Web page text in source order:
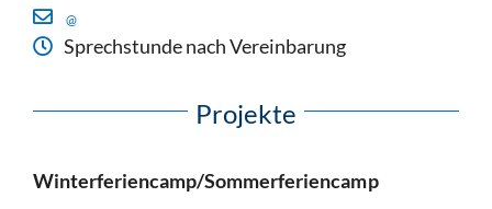
@
Sprechstunde nach Vereinbarung
Projekte
Winterferiencamp/Sommerferiencamp